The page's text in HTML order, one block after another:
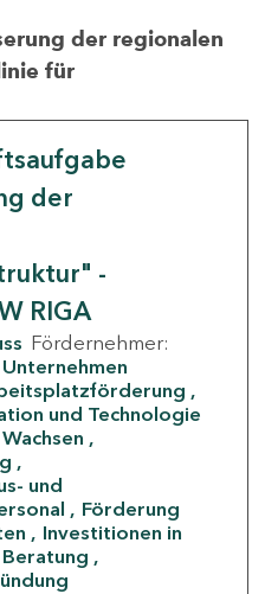
der regionalen
für
der
-
RIGA
Fördernehmer:
Unternehmen
und Technologie
und
Förderung
Investitionen in
Beratung